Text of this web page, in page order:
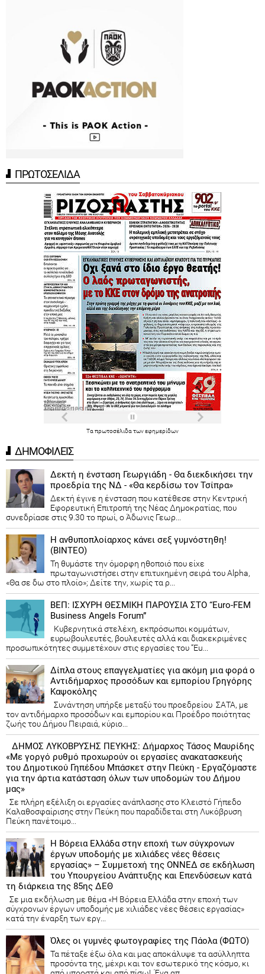
ΠΡΩΤΟΣΕΛΙΔΑ
Τα πρωτοσέλιδα τωνεφημερίδων
ΔΗΜΟΦΙΛΕΙΣ
Δεκτή η ένσταση Γεωργιάδη - Θα διεκδικήσει την
προεδρία της ΝΔ - «Θα κερδίσω τον Τσίπρα»
Δεκτή έγινε η ένσταση που κατέθεσε στην Κεντρική
Εφορευτική Επιτροπή της Νέας Δημοκρατίας, που
συνεδρίασε στις 9.30 το πρωί, ο Άδωνις Γεωρ...
Η ανθυποπλοίαρχος κάνει σεξ γυμνόστηθη!
(ΒΙΝΤΕΟ)
Τη θυμάστε την όμορφη ηθοποιό που είχε
πρωταγωνιστήσει στην επιτυχημένη σειρά του Alpha,
«Θα σε δω στο πλοίο»; Δείτε την, χωρίς τα ρ...
ΒΕΠ: ΙΣΧΥΡΗ ΘΕΣΜΙΚΗ ΠΑΡΟΥΣΙΑ ΣΤΟ “Euro-FEM
Business Angels Forum”
Κυβερνητικά στελέχη, εκπρόσωποι κομμάτων,
ευρωβουλευτές, βουλευτές αλλά και διακεκριμένες
προσωπικότητες συμμετέχουν στις εργασίες του “Eu...
Δίπλα στους επαγγελματίες για ακόμη μια φορά ο
Αντιδήμαρχος προσόδων και εμπορίου Γρηγόρης
Καψοκόλης
Συνάντηση υπήρξε μεταξύ του προεδρείου ΣΑΤΑ, με
τον αντιδήμαρχο προσόδων και εμπορίου και Προέδρο ποιότητας
ζωής του Δήμου Πειραιά, κύριο...
ΔΗΜΟΣ ΛΥΚΟΒΡΥΣΗΣ ΠΕΥΚΗΣ: Δήμαρχος Τάσος Μαυρίδης
«Με γοργό ρυθμό προχωρούν οι εργασίες ανακατασκευής
του Δημοτικού Γηπέδου Μπάσκετ στην Πεύκη - Εργαζόμαστε
για την άρτια κατάσταση όλων των υποδομών του Δήμου
μας»
Σε πλήρη εξέλιξη οι εργασίες ανάπλασης στο Κλειστό Γήπεδο
Καλαθοσφαίρισης στην Πεύκη που παραδίδεται στη Λυκόβρυση
Πεύκη πανέτοιμο...
Η Βόρεια Ελλάδα στην εποχή των σύγχρονων
έργων υποδομής με χιλιάδες νέες θέσεις
εργασίας» – Συμμετοχή της ΟΝΝΕΔ σε εκδήλωση
του Υπουργείου Ανάπτυξης και Επενδύσεων κατά
τη διάρκεια της 85ης ΔΕΘ
Σε μια εκδήλωση με θέμα «Η Βόρεια Ελλάδα στην εποχή των
σύγχρονων έργων υποδομής με χιλιάδες νέες θέσεις εργασίας»
κατά την έναρξη των εργ...
Όλες οι γυμνές φωτογραφίες της Πάολα (ΦΩΤΟ)
Τα πέταξε έξω όλα και μας αποκάλυψε τα ασύλληπτα
προσόντα της, μέχρι και τον εσωτερικό της κόσμο, κι